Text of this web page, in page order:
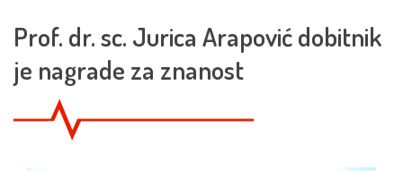
Prof. dr. sc. Jurica Arapović dobitnik
je nagrade za znanost